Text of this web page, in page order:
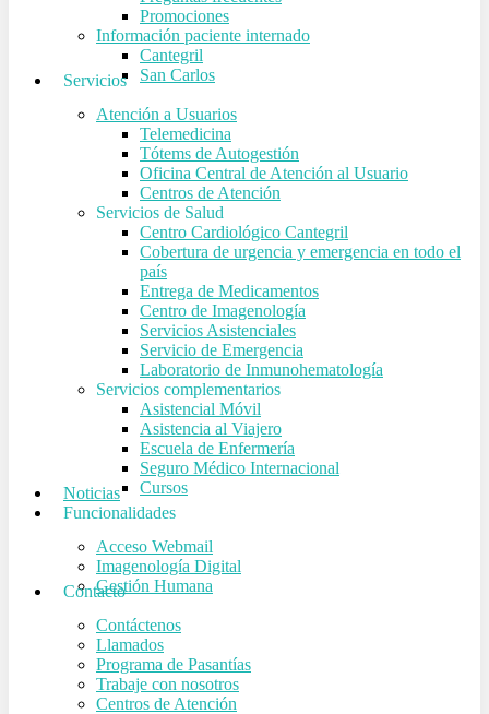
Promociones
Información paciente internado
Cantegril
San Carlos
Servicios
Atención a Usuarios
Telemedicina
Tótems de Autogestión
Oficina Central de Atención al Usuario
Centros de Atención
Servicios de Salud
Centro Cardiológico Cantegril
Cobertura de urgencia y emergencia en todo el
país
Entrega de Medicamentos
Centro de Imagenología
Servicios Asistenciales
Servicio de Emergencia
Laboratorio de Inmunohematología
Servicios complementarios
Asistencial Móvil
Asistencia al Viajero
Escuela de Enfermería
Seguro Médico Internacional
Cursos
Noticias
Funcionalidades
Acceso Webmail
Imagenología Digital
Gestión Humana
Contacto
Contáctenos
Llamados
Programa de Pasantías
Trabaje con nosotros
Centros de Atención